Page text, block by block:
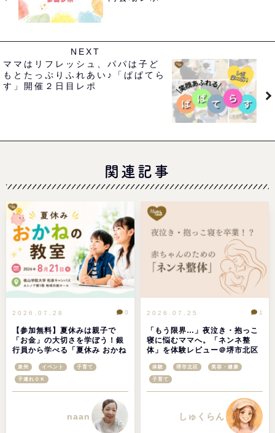
NEXT
ママはリフレッシュ、パパは子ど
もとたっぷりふれあい♪「ぱぱてら
す」開催２日目レポ
関連記事
2026.07.28
【参加無料】夏休みは親子で
「お金」の大切さを学ぼう！銀
行員から学べる「夏休み おかね
0
泉州 イベント 子育て
子連れＯＫ
naan
2026.07.25
「もう限界…」夜泣き・抱っこ
寝に悩むママへ。「ネンネ整
体」を体験レビュー＠堺市北区
1
体験 堺市北区 美容・健康
子育て
しゅくらん